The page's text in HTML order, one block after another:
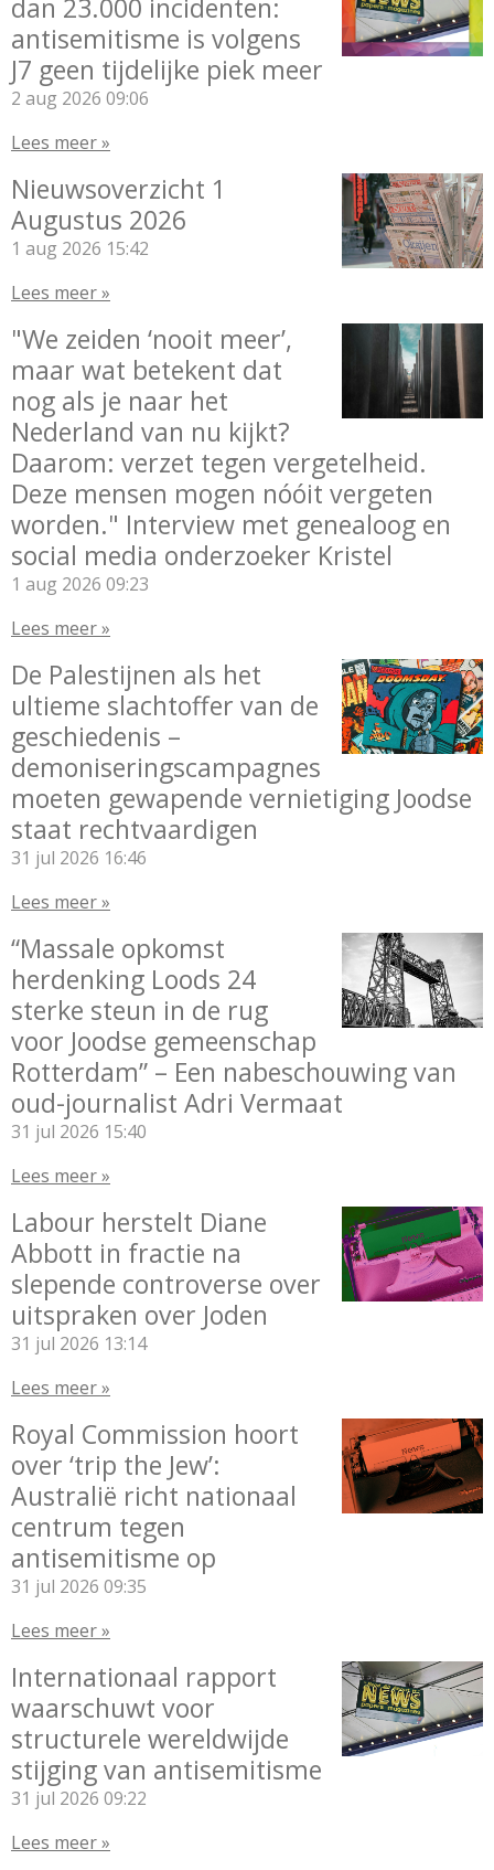
dan 23.000 incidenten:
antisemitisme is volgens
J7 geen tijdelijke piek meer
2 aug 2026 09:06
Lees meer »
Nieuwsoverzicht 1
Augustus 2026
1 aug 2026 15:42
Lees meer »
"We zeiden ‘nooit meer’,
maar wat betekent dat
nog als je naar het
Nederland van nu kijkt?
Daarom: verzet tegen vergetelheid.
Deze mensen mogen nóóit vergeten
worden." Interview met genealoog en
social media onderzoeker Kristel
1 aug 2026 09:23
Lees meer »
De Palestijnen als het
ultieme slachtoffer van de
geschiedenis –
demoniseringscampagnes
moeten gewapende vernietiging Joodse
staat rechtvaardigen
31 jul 2026 16:46
Lees meer »
“Massale opkomst
herdenking Loods 24
sterke steun in de rug
voor Joodse gemeenschap
Rotterdam” – Een nabeschouwing van
oud-journalist Adri Vermaat
31 jul 2026 15:40
Lees meer »
Labour herstelt Diane
Abbott in fractie na
slepende controverse over
uitspraken over Joden
31 jul 2026 13:14
Lees meer »
Royal Commission hoort
over ‘trip the Jew’:
Australië richt nationaal
centrum tegen
antisemitisme op
31 jul 2026 09:35
Lees meer »
Internationaal rapport
waarschuwt voor
structurele wereldwijde
stijging van antisemitisme
31 jul 2026 09:22
Lees meer »